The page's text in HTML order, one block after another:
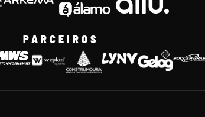
PARCEIROS